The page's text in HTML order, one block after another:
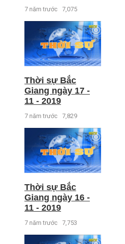
7 năm trước 7,075
Thời sự Bắc
Giang ngày 17 -
11 - 2019
7 năm trước 7,829
Thời sự Bắc
Giang ngày 16 -
11 - 2019
7 năm trước 7,753